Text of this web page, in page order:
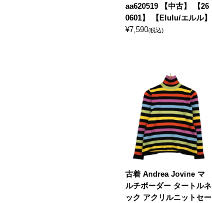
aa620519 【中古】 【26
0601】 【Elulu/エルル】
¥7,590(税込)
古着 Andrea Jovine マ
ルチボーダー タートルネ
ック アクリルニットセー